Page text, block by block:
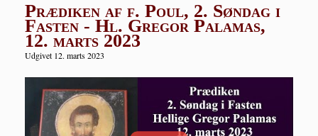
Prædiken af f. Poul, 2. Søndag i
Fasten - Hl. Gregor Palamas,
12. marts 2023
Udgivet 12. marts 2023